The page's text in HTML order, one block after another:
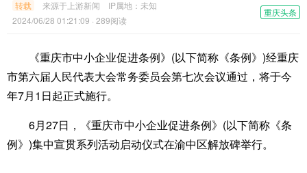
重庆头条
转载 来源于上游新闻 IP属地： 未知
2024/06/28 01:21:09 · 289阅读
《重庆市中小企业促进条例》(以下简称《条例》)经重庆
市第六届人民代表大会常务委员会第七次会议通过，将于今
年7月1日起正式施行。
6月27日，《重庆市中小企业促进条例》(以下简称《条
例》)集中宣贯系列活动启动仪式在渝中区解放碑举行。